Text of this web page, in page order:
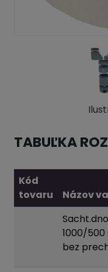
TABUĽKA
Kód
tovaru
Názov
Sacht.dno
1000/500
bez